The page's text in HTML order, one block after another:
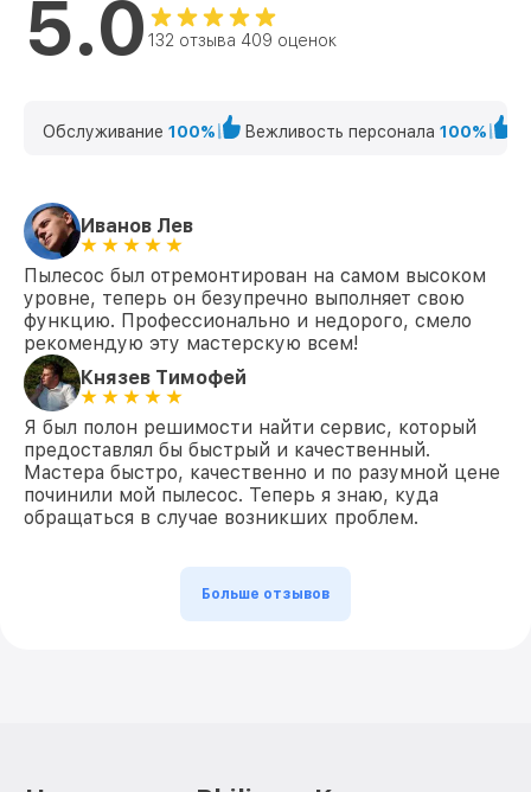
5.0 132 отзыва 409 оценок
Обслуживание 100% Вежливость персонала 100%
Иванов Лев
Пылесос был отремонтирован на самом высоком
уровне, теперь он безупречно выполняет свою
функцию. Профессионально и недорого, смело
рекомендую эту мастерскую всем!
Князев Тимофей
Я был полон решимости найти сервис, который
предоставлял бы быстрый и качественный.
Мастера быстро, качественно и по разумной цене
починили мой пылесос. Теперь я знаю, куда
обращаться в случае возникших проблем.
Больше отзывов